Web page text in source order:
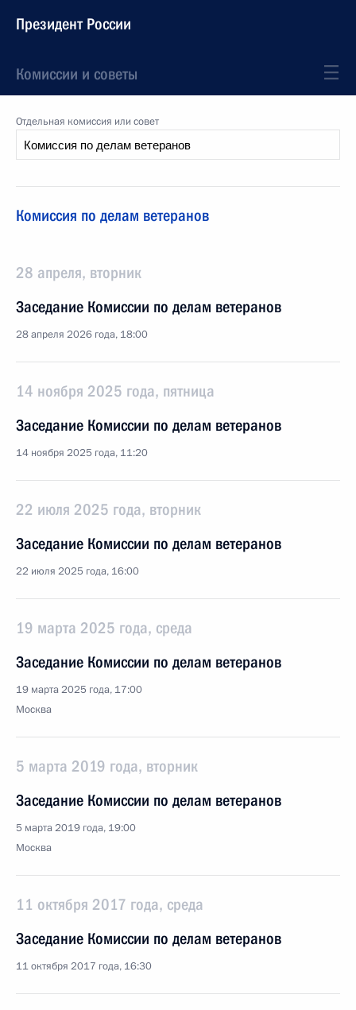
Президент России
Комиссии и советы
Отдельная комиссия или совет
Комиссия по делам ветеранов
28 апреля, вторник
Заседание Комиссии по делам ветеранов
28 апреля 2026 года, 18:00
14 ноября 2025 года, пятница
Заседание Комиссии по делам ветеранов
14 ноября 2025 года, 11:20
22 июля 2025 года, вторник
Заседание Комиссии по делам ветеранов
22 июля 2025 года, 16:00
19 марта 2025 года, среда
Заседание Комиссии по делам ветеранов
19 марта 2025 года, 17:00
Москва
5 марта 2019 года, вторник
Заседание Комиссии по делам ветеранов
5 марта 2019 года, 19:00
Москва
11 октября 2017 года, среда
Заседание Комиссии по делам ветеранов
11 октября 2017 года, 16:30